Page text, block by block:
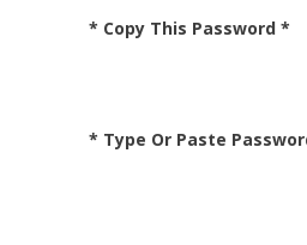
* Copy This Password *
* Type Or Paste